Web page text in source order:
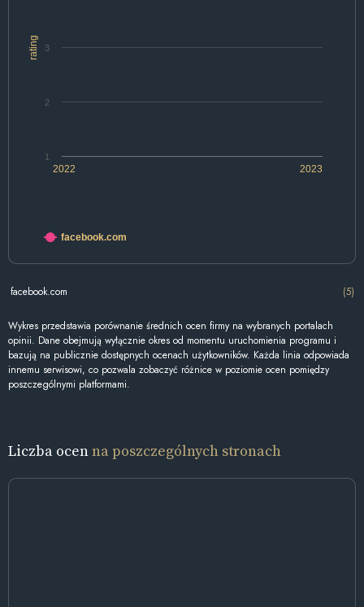
rating
2022 2023
1
2
3
facebook.com
facebook.com (5)
Wykres przedstawia porównanie średnich ocen firmy na wybranych portalach
opinii. Dane obejmują wyłącznie okres od momentu uruchomienia programu i
bazują na publicznie dostępnych ocenach użytkowników. Każda linia odpowiada
innemu serwisowi, co pozwala zobaczyć różnice w poziomie ocen pomiędzy
poszczególnymi platformami.
Liczba ocenna poszczególnych stronach